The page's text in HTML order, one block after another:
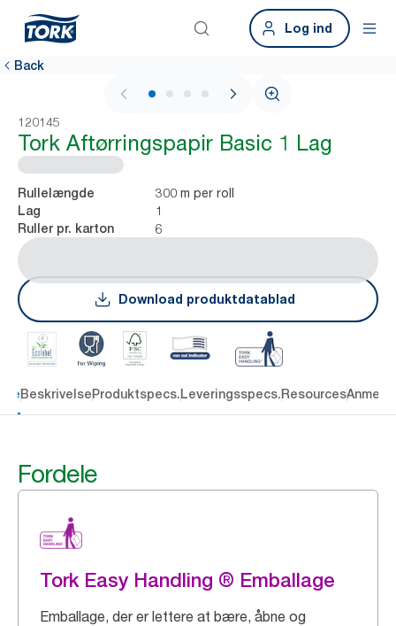
Log ind
Back
1 / 4
120145
Tork Aftørringspapir Basic 1 Lag
Rullelængde 300 m per roll
Lag 1
Ruller pr. karton 6
Download produktdatablad
BeskrivelseProduktspecs.Leveringsspecs.Resources
Fordele
Tork Easy Handling ® Emballage
Emballage, der er lettere at bære, åbne og